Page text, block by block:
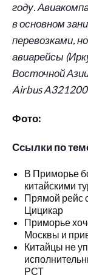
году.
в основном
перевозками,
авиарейсы
Восточной
Airbus
Фото:
Ссылки по
В Приморье
китайскими
Прямой рейс
Цицикар
Приморье
Москвы и
Китайцы не
РСТ